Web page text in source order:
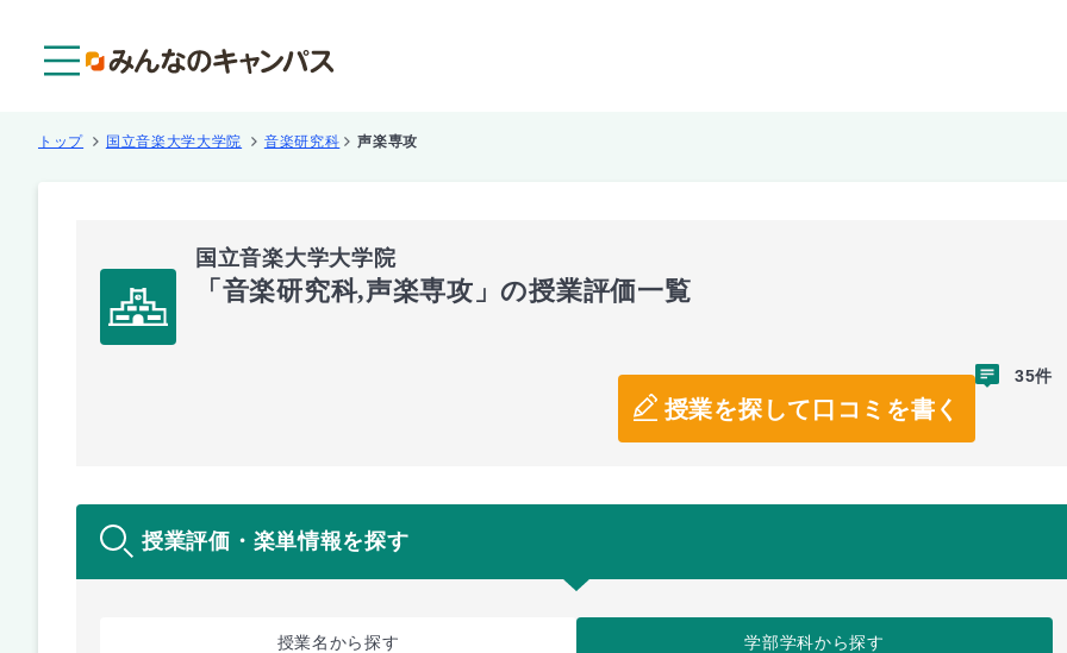
トップ 国立音楽大学大学院 音楽研究科 声楽専攻
国立音楽大学大学院
「音楽研究科,声楽専攻」の授業評価一覧
授業を探して口コミを書く
35件
授業評価・楽単情報を探す
授業名から探す 学部学科から探す